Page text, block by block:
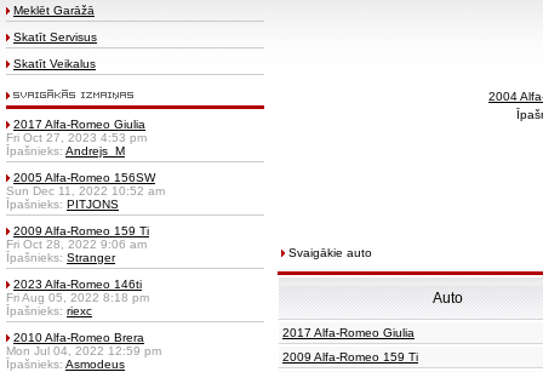
Meklēt Garāžā
Skatīt Servisus
Skatīt Veikalus
2017 Alfa-Romeo Giulia
Fri Oct 27, 2023 4:53 pm
Īpašnieks: Andrejs_M
2005 Alfa-Romeo 156SW
Sun Dec 11, 2022 10:52 am
Īpašnieks: PITJONS
2009 Alfa-Romeo 159 Ti
Fri Oct 28, 2022 9:06 am
Īpašnieks: Stranger
2023 Alfa-Romeo 146ti
Fri Aug 05, 2022 8:18 pm
Īpašnieks: riexc
2010 Alfa-Romeo Brera
Mon Jul 04, 2022 12:59 pm
Īpašnieks: Asmodeus
2004
Svaigākie auto
Auto
2017 Alfa-Romeo Giulia
2009 Alfa-Romeo 159 Ti